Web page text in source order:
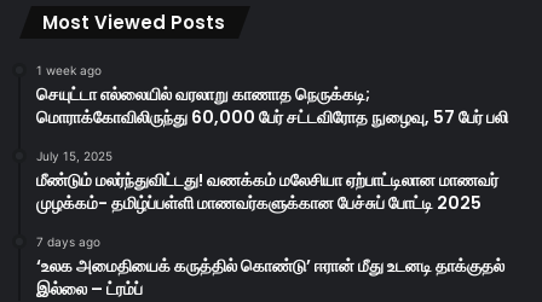
Most Viewed Posts
1 week ago
செயுட்டா எல்லையில் வரலாறு காணாத நெருக்கடி;
மொராக்கோவிலிருந்து 60,000 பேர் சட்டவிரோத நுழைவு, 57 பேர் பலி
July 15, 2025
மீண்டும் மலர்ந்துவிட்டது! வணக்கம் மலேசியா ஏற்பாட்டிலான மாணவர்
முழக்கம்- தமிழ்ப்பள்ளி மாணவர்களுக்கான பேச்சுப் போட்டி 2025
7 days ago
‘உலக அமைதியைக் கருத்தில் கொண்டு’ ஈரான் மீது உடனடி தாக்குதல்
இல்லை – ட்ரம்ப்